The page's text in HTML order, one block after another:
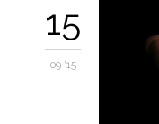
15
09 '15